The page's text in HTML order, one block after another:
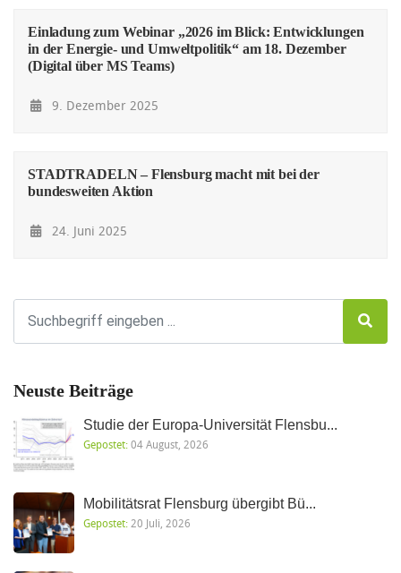
Einladung zum Webinar „2026 im Blick: Entwicklungen
in der Energie- und Umweltpolitik“ am 18. Dezember
(Digital über MS Teams)
9. Dezember 2025
STADTRADELN – Flensburg macht mit bei der
bundesweiten Aktion
24. Juni 2025
Neuste Beiträge
Studie der Europa-Universität Flensbu...
Gepostet:04 August, 2026
Mobilitätsrat Flensburg übergibt Bü...
Gepostet: 20 Juli, 2026